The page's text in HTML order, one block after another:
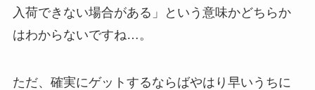
入荷できない場合がある」という意味かどちらか
はわからないですね…。
ただ、確実にゲットするならばやはり早いうちに